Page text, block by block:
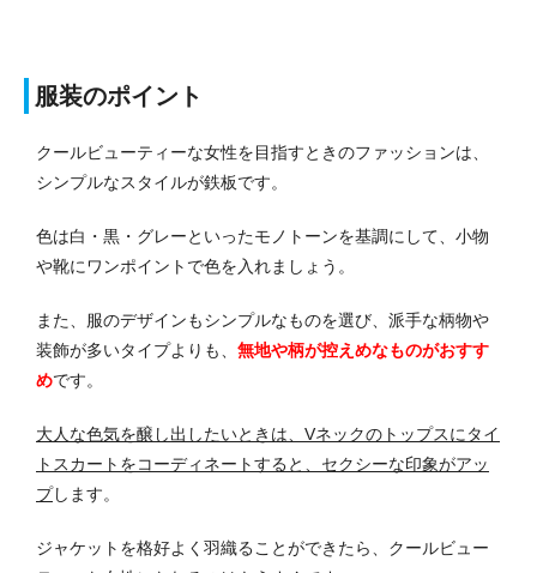
服装のポイント
クールビューティーな女性を目指すときのファッションは、
シンプルなスタイルが鉄板です。
色は白・黒・グレーといったモノトーンを基調にして、小物
や靴にワンポイントで色を入れましょう。
また、服のデザインもシンプルなものを選び、派手な柄物や
装飾が多いタイプよりも、 無地や柄が控えめなものがおすす
めです。
大人な色気を醸し出したいときは、Vネックのトップスにタイ
トスカートをコーディネートすると、セクシーな印象がアッ
プします。
ジャケットを格好よく羽織ることができたら、クールビュー